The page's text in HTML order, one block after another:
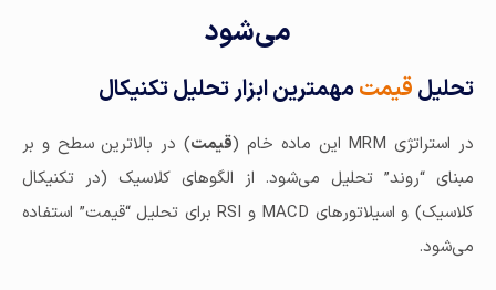
می‌شود
تحلیل قیمتمهمترین ابزار تحلیل تکنیکال
در استراتژی MRM این ماده خام ( قیمت) در بالاترین سطح و بر
مبنای “روند” تحلیل می‌شود. از الگوهای کلاسیک (در تکنیکال
کلاسیک) و اسیلاتورهای MACD و RSI برای تحلیل “قیمت” استفاده
می‌شود.